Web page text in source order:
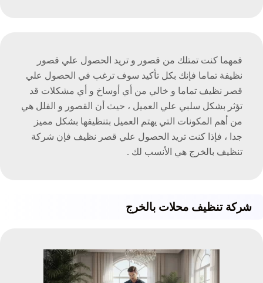
فمهما كنت تمتلك من قصور و تريد الحصول علي قصور
نظيفة تماما فإنك بكل تأكيد سوف ترغب في الحصول علي
قصر نظيف تماما و خالي من أي أوساخ و أي مشكلات قد
تؤثر بشكل سلبي علي العميل ، حيث أن القصور و الفلل هي
من أهم المكونات التي يهتم العميل بتنظيفها بشكل مميز
جدا ، فإذا كنت تريد الحصول علي قصر نظيف فإن شركة
تنظيف بالخرج هي الأنسب لك .
شركة تنظيف محلات بالخرج